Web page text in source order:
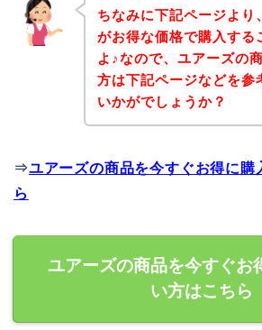
ちなみに下記ページより
がお得な価格で購入する
よ♪なので、ユアーズの
方は下記ページなどを参
いかがでしょうか？
⇒ユアーズの商品を今すぐお得に購
ら
ユアーズの商品を今すぐお
い方はこちら